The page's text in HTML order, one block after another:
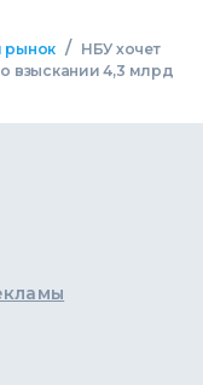
/
НБУ хочет
взыскании 4,3 млрд